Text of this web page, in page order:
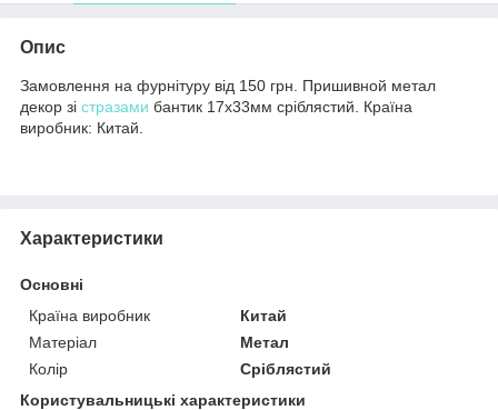
Опис
Замовлення на фурнітуру від 150 грн. Пришивной метал
декор зі стразами бантик 17х33мм сріблястий. Країна
виробник: Китай.
Характеристики
Основні
Країна виробник
Китай
Матеріал
Метал
Колір
Сріблястий
Користувальницькі характеристики